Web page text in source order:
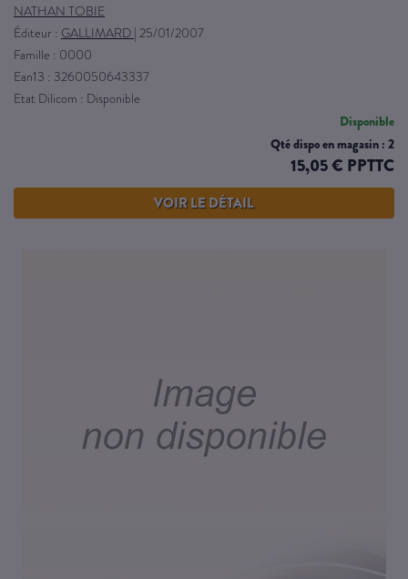
NATHAN TOBIE
Éditeur : GALLIMARD | 25/01/2007
Famille : 0000
Ean13 : 3260050643337
Etat Dilicom : Disponible
Disponible
Qté dispo en magasin : 2
15,05 € PPTTC
VOIR LE DÉTAIL